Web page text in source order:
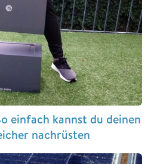
einfach kannst du deinen
nachrüsten